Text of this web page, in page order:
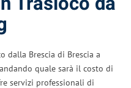
dalla Brescia di Brescia a
quale sarà il costo di
servizi professionali di